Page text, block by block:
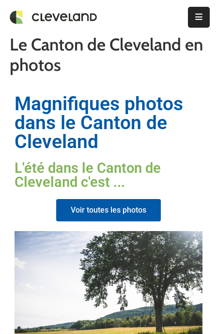
Municipalité
Citoyens
Urbanisme
Permis
Activités
Loisirs
Élections
Nous
Le Canton de Cleveland en
photos
Magnifiques photos
dans le Canton de
Cleveland
L'été dans le Canton de
Cleveland c'est ...
Voir toutes les photos